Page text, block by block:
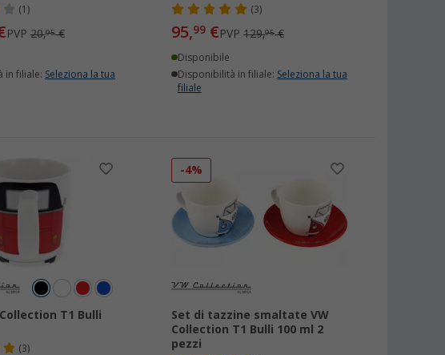
(1)
PVP20,95€
in filiale: Seleziona la tua
(3)
95,99 €PVP129,95€
Disponibile
Disponibilità in filiale: Seleziona la tua
filiale
T1 Bulli
(3)
-4%
Set di tazzine smaltate VW
Collection T1 Bulli 100 ml 2
pezzi